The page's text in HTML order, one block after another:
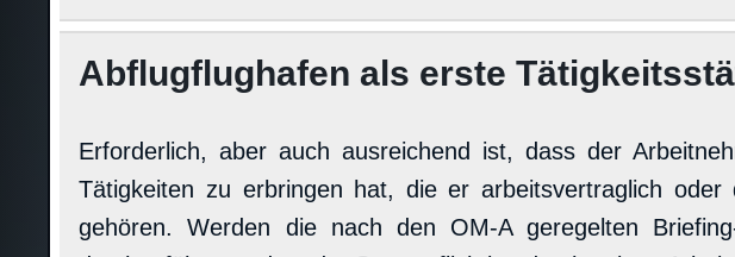
Abflugflughafen als erste
Erforderlich, aber auch ausreichend ist, dass der
Tätigkeiten zu erbringen hat, die er arbeitsvertraglich
gehören. Werden die nach den OM-A geregelten